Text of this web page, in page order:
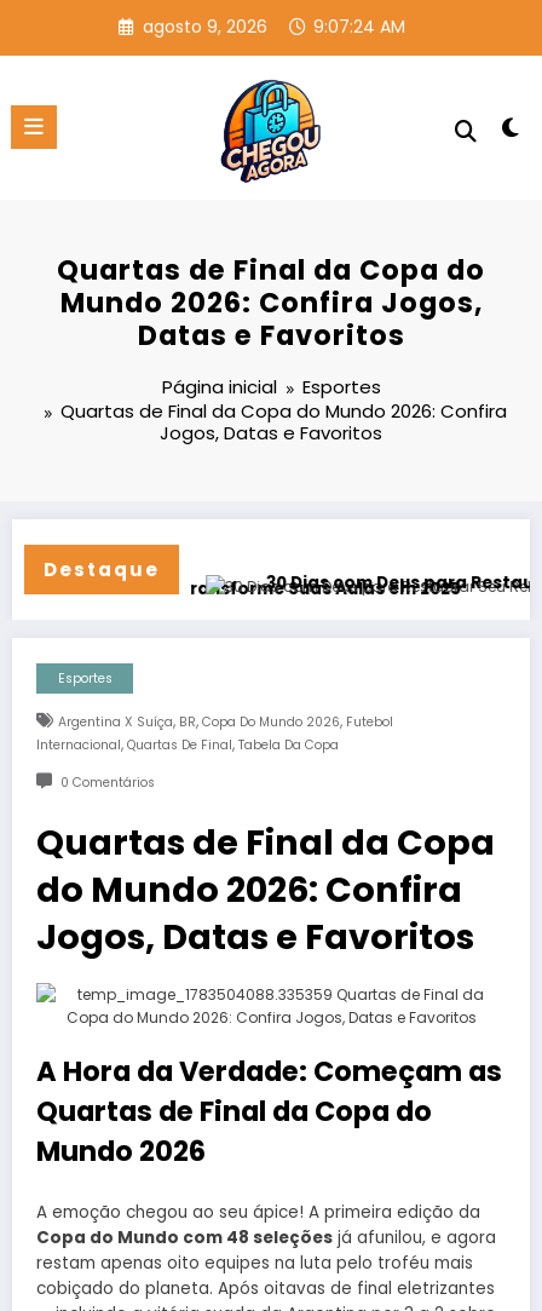
o
agosto 9, 2026 9:07:25 AM
Quartas de Final da Copa do
Mundo 2026: Confira Jogos,
Datas e Favoritos
Página inicial
Esportes
Quartas de Final da Copa do Mundo 2026: Confira
Jogos, Datas e Favoritos
Destaque
24/7!– Transforme Suas Aulas em 2025
30 Dias com Deus para Restaurar Seu
Esportes
Argentina X Suíça, BR, Copa Do Mundo 2026, Futebol
Internacional, Quartas De Final, Tabela Da Copa
0 Comentários
Quartas de Final da Copa
do Mundo 2026: Confira
Jogos, Datas e Favoritos
A Hora da Verdade: Começam as
Quartas de Final da Copa do
Mundo 2026
A emoção chegou ao seu ápice! A primeira edição da
Copa do Mundo com 48 seleções já afunilou, e agora
restam apenas oito equipes na luta pelo troféu mais
cobiçado do planeta. Após oitavas de final eletrizantes